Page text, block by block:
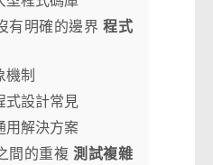
有明確的邊界程式
機制
式設計常見
用解決方案
間的重複 測試複雜